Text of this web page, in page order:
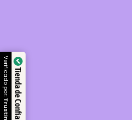
Tienda de Confianza
Verificado por: